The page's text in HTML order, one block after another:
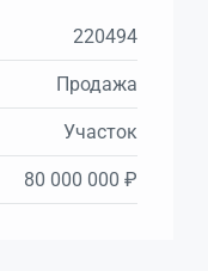
220494
Продажа
Участок
80 000 000 ₽